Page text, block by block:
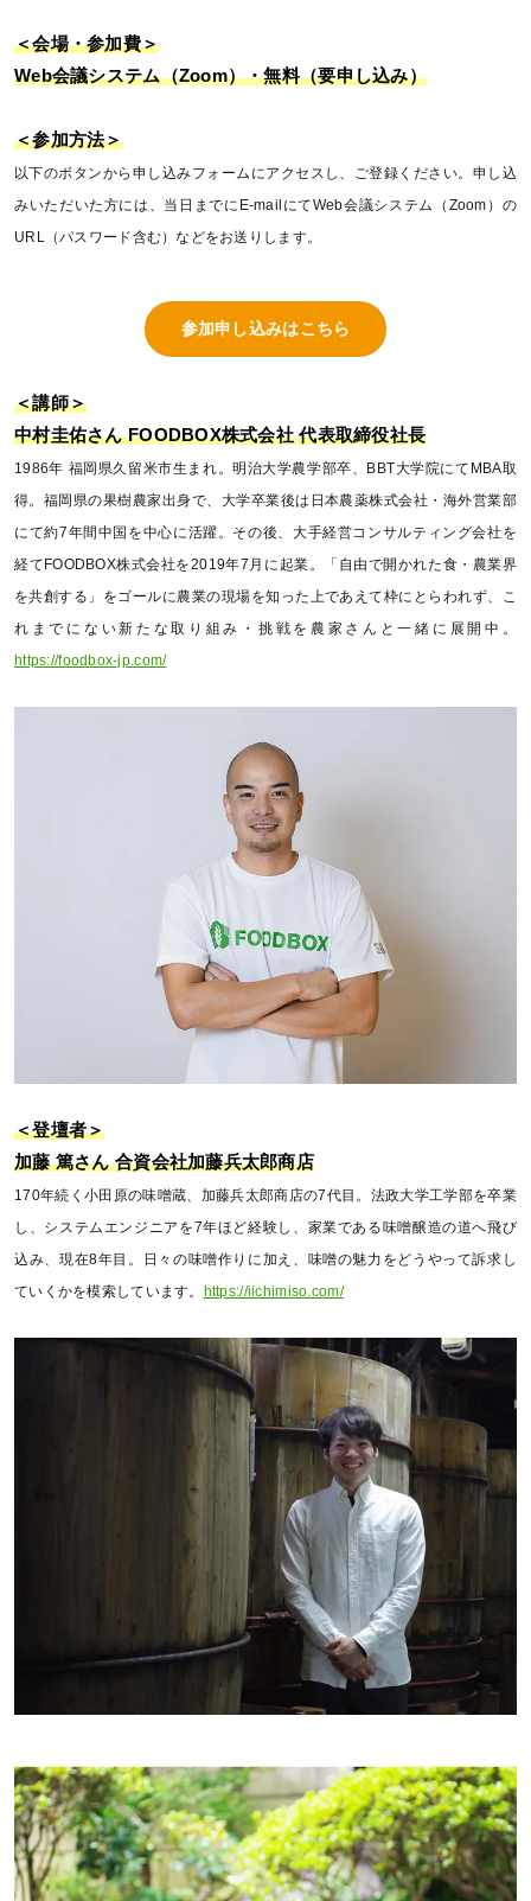
＜会場・参加費＞
Web会議システム（Zoom）・無料（要申し込み）
＜参加方法＞
以下のボタンから申し込みフォームにアクセスし、ご登録ください。申し込
みいただいた方には、当日までにE-mailにてWeb会議システム（Zoom）の
URL（パスワード含む）などをお送りします。
参加申し込みはこちら
＜講師＞
中村圭佑さん FOODBOX株式会社 代表取締役社長
1986年 福岡県久留米市生まれ。明治大学農学部卒、BBT大学院にてMBA取
得。福岡県の果樹農家出身で、大学卒業後は日本農薬株式会社・海外営業部
にて約7年間中国を中心に活躍。その後、大手経営コンサルティング会社を
経てFOODBOX株式会社を2019年7月に起業。「自由で開かれた食・農業界
を共創する」をゴールに農業の現場を知った上であえて枠にとらわれず、こ
れまでにない新たな取り組み・挑戦を農家さんと一緒に展開中。
https://foodbox-jp.com/
＜登壇者＞
加藤 篤さん 合資会社加藤兵太郎商店
170年続く小田原の味噌蔵、加藤兵太郎商店の7代目。法政大学工学部を卒業
し、システムエンジニアを7年ほど経験し、家業である味噌醸造の道へ飛び
込み、現在8年目。日々の味噌作りに加え、味噌の魅力をどうやって訴求し
ていくかを模索しています。 https://iichimiso.com/